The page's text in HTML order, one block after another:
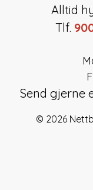
Alltid
Tlf.
Send gjerne
© 2026